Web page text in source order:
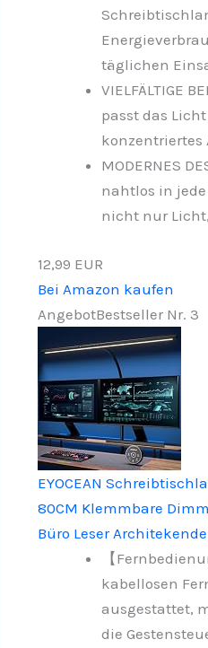
täglichen
VIELFÄLTIGE
passt das
konzentriertes
MODERNES
nahtlos in
nicht nur
12,99 EUR
Bei Amazon kaufen
AngebotBestseller Nr. 3
EYOCEAN
80CM Klemmbare
Büro Leser
【
kabellosen
ausgestattet,
die